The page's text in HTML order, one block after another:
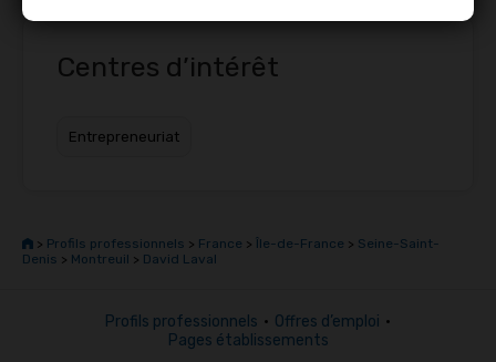
Centres d’intérêt
Entrepreneuriat
> Profils professionnels > France > Île-de-France > Seine-Saint-
Denis > Montreuil > David Laval
Profils professionnels • Offres d’emploi •
Pages établissements